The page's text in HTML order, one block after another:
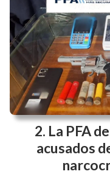
La PFA
acusados